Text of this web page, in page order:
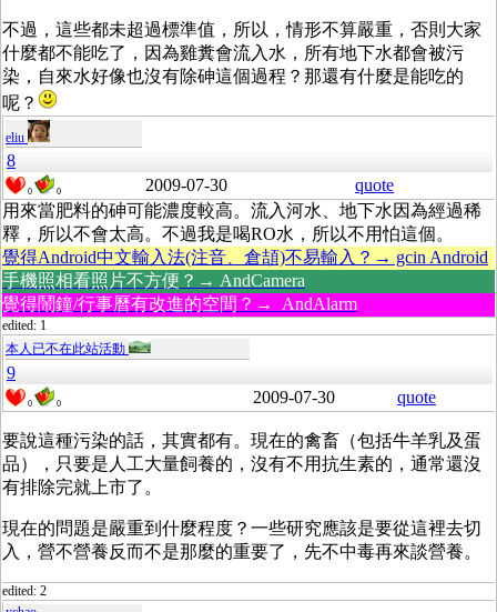
不過，這些都未超過標準值，所以，情形不算嚴重，否則大家
什麼都不能吃了，因為雞糞會流入水，所有地下水都會被污
染，自來水好像也沒有除砷這個過程？那還有什麼是能吃的
呢？
eliu
8
0 0 2009-07-30
quote
用來當肥料的砷可能濃度較高。流入河水、地下水因為經過稀
釋，所以不會太高。不過我是喝RO水，所以不用怕這個。
覺得Android中文輸入法(注音、倉頡)不易輸入？→ gcin Android
手機照相看照片不方便？→ AndCamera
覺得鬧鐘/行事曆有改進的空間？→ AndAlarm
edited: 1
本人已不在此站活動
9
0 0 2009-07-30 quote
要說這種污染的話，其實都有。現在的禽畜（包括牛羊乳及蛋
品），只要是人工大量飼養的，沒有不用抗生素的，通常還沒
有排除完就上市了。
現在的問題是嚴重到什麼程度？一些研究應該是要從這裡去切
入，營不營養反而不是那麼的重要了，先不中毒再來談營養。
edited: 2